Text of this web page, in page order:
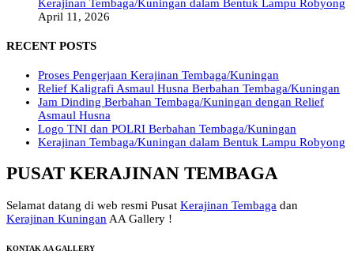
Kerajinan Tembaga/Kuningan dalam Bentuk Lampu Robyong
April 11, 2026
RECENT POSTS
Proses Pengerjaan Kerajinan Tembaga/Kuningan
Relief Kaligrafi Asmaul Husna Berbahan Tembaga/Kuningan
Jam Dinding Berbahan Tembaga/Kuningan dengan Relief
Asmaul Husna
Logo TNI dan POLRI Berbahan Tembaga/Kuningan
Kerajinan Tembaga/Kuningan dalam Bentuk Lampu Robyong
PUSAT KERAJINAN TEMBAGA
Selamat datang di web resmi Pusat Kerajinan Tembaga dan
Kerajinan Kuningan AA Gallery !
KONTAK AA GALLERY